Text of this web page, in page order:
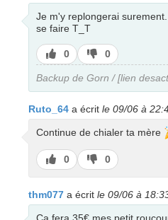
Je m'y replongerai
se faire T_T
J’aime
0
J’aime
pas
0
Backup de Gorn / [lien
Ruto_64 a écrit le 09/06 à
Continue de chialer ta mère
J’aime
0
J’aime
pas
0
thm077 a écrit le 09/06 à